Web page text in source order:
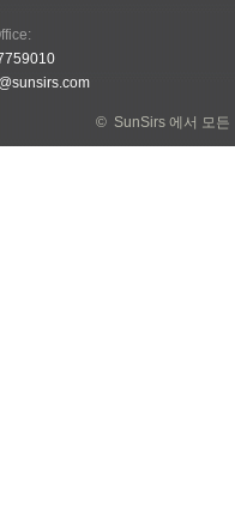
Office:
© SunSirs 에서 모